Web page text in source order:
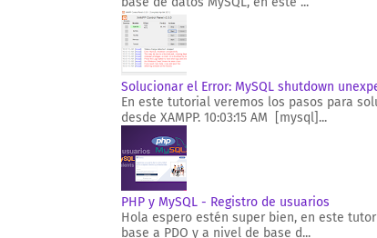
Solucionar el Error: MySQL shutdown
En este tutorial veremos los pasos para
desde XAMPP. 10:03:15 AM [mysql]...
PHP y MySQL - Registro de usuarios
Hola espero estén super bien, en este
base a PDO y a nivel de base d...